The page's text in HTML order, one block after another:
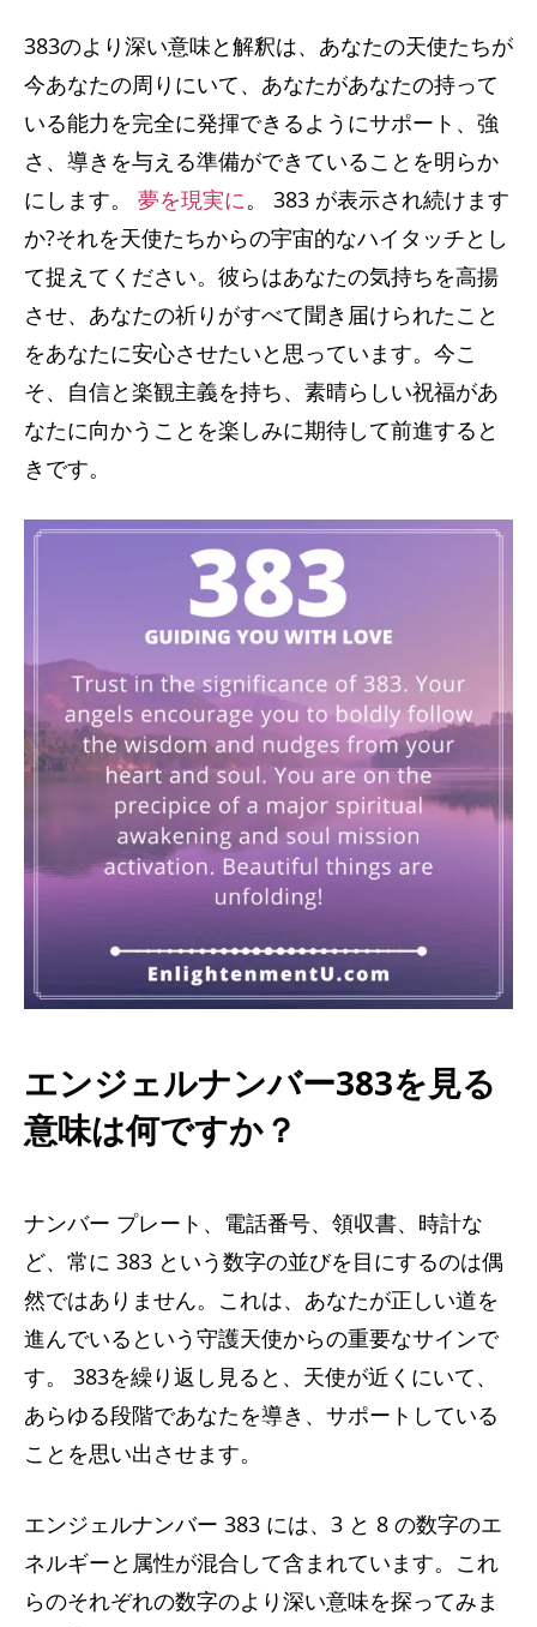
383のより深い意味と解釈は、あなたの天使たちが
今あなたの周りにいて、あなたがあなたの持って
いる能力を完全に発揮できるようにサポート、強
さ、導きを与える準備ができていることを明らか
にします。 夢を現実に。 383 が表示され続けます
か?それを天使たちからの宇宙的なハイタッチとし
て捉えてください。彼らはあなたの気持ちを高揚
させ、あなたの祈りがすべて聞き届けられたこと
をあなたに安心させたいと思っています。今こ
そ、自信と楽観主義を持ち、素晴らしい祝福があ
なたに向かうことを楽しみに期待して前進すると
きです。
エンジェルナンバー383を見る
意味は何ですか？
ナンバー プレート、電話番号、領収書、時計な
ど、常に 383 という数字の並びを目にするのは偶
然ではありません。これは、あなたが正しい道を
進んでいるという守護天使からの重要なサインで
す。 383を繰り返し見ると、天使が近くにいて、
あらゆる段階であなたを導き、サポートしている
ことを思い出させます。
エンジェルナンバー 383 には、3 と 8 の数字のエ
ネルギーと属性が混合して含まれています。これ
らのそれぞれの数字のより深い意味を探ってみま